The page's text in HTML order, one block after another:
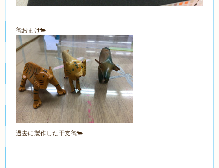
🐅おまけ🐄
過去に製作した干支🐅🐄